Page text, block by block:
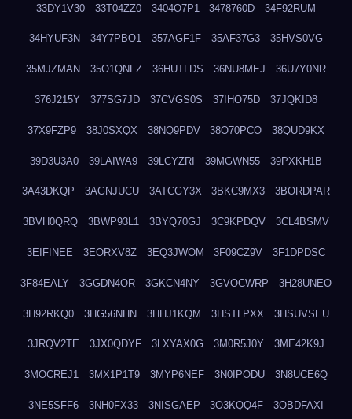
33DY1V30 33T04ZZ0 3404O7P1 3478760D 34F92RUM
34HYUF3N 34Y7PBO1 357AGF1F 35AF37G3 35HVS0VG
35MJZMAN 35O1QNFZ 36HUTLDS 36NU8MEJ 36U7Y0NR
376J215Y 377SG7JD 37CVGS0S 37IHO75D 37JQKID8
37X9FZP9 38J0SXQX 38NQ9PDV 38O70PCO 38QUD9KX
39D3U3A0 39LAIWA9 39LCYZRI 39MGWN55 39PXKH1B
3A43DKQP 3AGNJUCU 3ATCGY3X 3BKC9MX3 3BORDPAR
3BVH0QRQ 3BWP93L1 3BYQ70GJ 3C9KPDQV 3CL4BSMV
3EIFINEE 3EORXV8Z 3EQ3JWOM 3F09CZ9V 3F1DPDSC
3F84EALY 3GGDN4OR 3GKCN4NY 3GVOCWRP 3H28UNEO
3H92RKQ0 3HG56NHN 3HHJ1KQM 3HSTLPXX 3HSUVSEU
3JRQV2TE 3JX0QDYF 3LXYAX0G 3M0R5J0Y 3ME42K9J
3MOCREJ1 3MX1P1T9 3MYP6NEF 3N0IPODU 3N8UCE6Q
3NE5SFF6 3NH0FX33 3NISGAEP 3O3KQQ4F 3OBDFAXI